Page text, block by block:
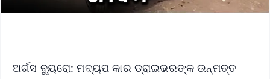
ଅର୍ଗସ ବ୍ୟୁରୋ: ମଦ୍ୟପ କାର ଡ୍ରାଇଭରଙ୍କ ଉନ୍ମତ୍ତ